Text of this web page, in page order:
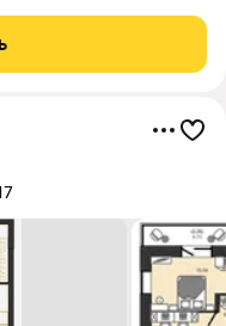
и городской парк